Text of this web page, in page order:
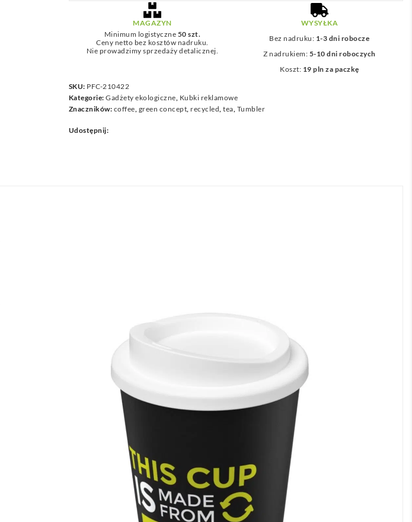
,
5
z
MAGAZYN
Minimum logistyczne 50 szt.
Ceny netto bez kosztów nadruku.
Nie prowadzimy sprzedaży detalicznej.
WYSYŁKA
Bez nadruku: 1-3 dni robocze
Z nadrukiem: 5-10 dni roboczych
Koszt: 19 pln za paczkę
SKU: PFC-210422
Kategorie:Gadżety ekologiczne Kubki reklamowe
Znaczników: coffee green concept ,recycled ,tea Tumbler
Udostępnij: